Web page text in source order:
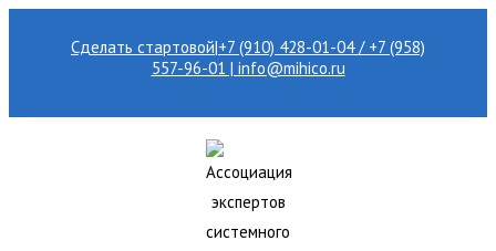
Сделать стартовой|+7 (910) 428-01-04 / +7 (958)
557-96-01 | info@mihico.ru